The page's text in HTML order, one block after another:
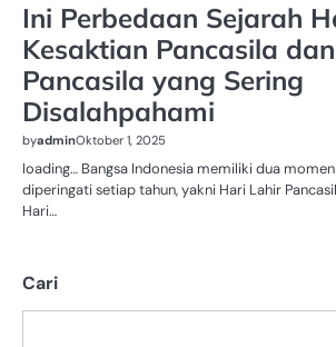
Ini Perbedaan Sejarah
Kesaktian Pancasila
Pancasila yang Sering
Disalahpahami
byadminOktober 1, 2025
loading… Bangsa Indonesia memiliki dua
diperingati setiap tahun, yakni Hari Lahir
Hari…
Cari